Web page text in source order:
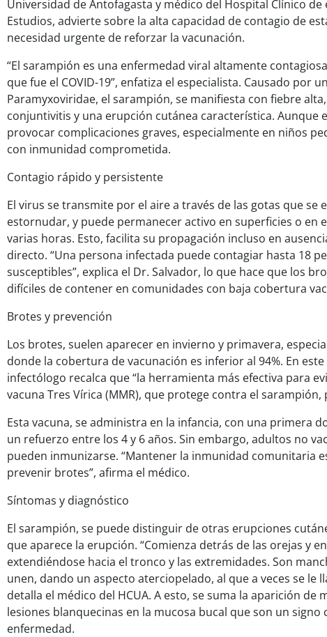
Universidad de Antofagasta y médico del Hospital Clínico de
Estudios, advierte sobre la alta capacidad de contagio de
necesidad urgente de reforzar la vacunación.
“El sarampión es una enfermedad viral altamente
que fue el COVID-19”, enfatiza el especialista. Causado por
Paramyxoviridae, el sarampión, se manifiesta con fiebre
conjuntivitis y una erupción cutánea característica. Aunque
provocar complicaciones graves, especialmente en niños
con inmunidad comprometida.
Contagio rápido y persistente
El virus se transmite por el aire a través de las gotas que se
estornudar, y puede permanecer activo en superficies o en
varias horas. Esto, facilita su propagación incluso en
directo. “Una persona infectada puede contagiar hasta 18
susceptibles”, explica el Dr. Salvador, lo que hace que los
difíciles de contener en comunidades con baja cobertura
Brotes y prevención
Los brotes, suelen aparecer en invierno y primavera,
donde la cobertura de vacunación es inferior al 94%. En
infectólogo recalca que “la herramienta más efectiva para
vacuna Tres Vírica (MMR), que protege contra el sarampión,
Esta vacuna, se administra en la infancia, con una primera
un refuerzo entre los 4 y 6 años. Sin embargo, adultos no
pueden inmunizarse. “Mantener la inmunidad comunitaria
prevenir brotes”, afirma el médico.
Síntomas y diagnóstico
El sarampión, se puede distinguir de otras erupciones
que aparece la erupción. “Comienza detrás de las orejas y
extendiéndose hacia el tronco y las extremidades. Son
unen, dando un aspecto aterciopelado, al que a veces se le
detalla el médico del HCUA. A esto, se suma la aparición de
lesiones blanquecinas en la mucosa bucal que son un signo
enfermedad.